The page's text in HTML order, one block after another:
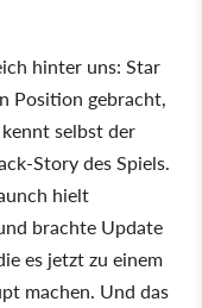
hinter uns: Star
Position gebracht,
selbst der
Story des Spiels.
hielt
brachte Update
es jetzt zu einem
machen. Und das